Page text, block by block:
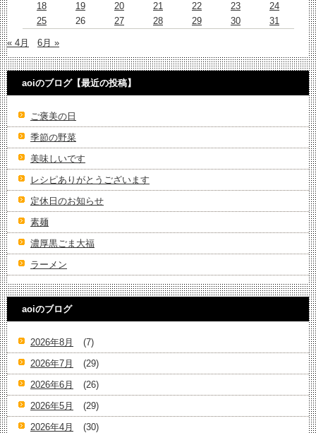
18
19 20 21 22 23
24
25
26 27 28 29 30 31
« 4月 6月 »
aoiのブログ【最近の投稿】
ご褒美の日
季節の野菜
美味しいです
レシピありがとうございます
定休日のお知らせ
素麺
濃厚黒ごま大福
ラーメン
aoiのブログ
2026年8月
(7)
2026年7月
(29)
2026年6月
(26)
2026年5月
(29)
2026年4月
(30)